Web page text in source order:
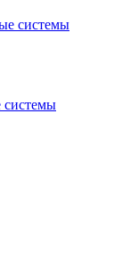
системы
системы